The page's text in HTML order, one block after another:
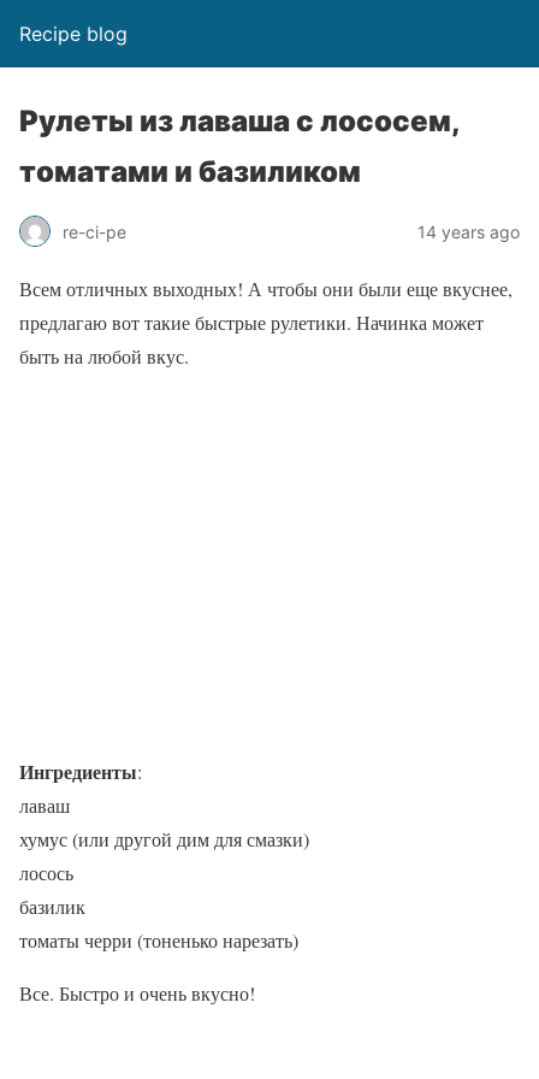
Recipe blog
Рулеты из лаваша с лососем,
томатами и базиликом
re-ci-pe 14 years ago
Всем отличных выходных! А чтобы они были еще вкуснее,
предлагаю вот такие быстрые рулетики. Начинка может
быть на любой вкус.
Ингредиенты:
лаваш
хумус (или другой дим для смазки)
лосось
базилик
томаты черри (тоненько нарезать)
Все. Быстро и очень вкусно!